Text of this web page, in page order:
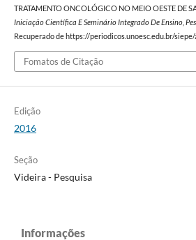
TRATAMENTO ONCOLÓGICO NO MEIO OESTE DE
Iniciação Científica E Seminário Integrado De Ensino,
Recuperado de https://periodicos.unoesc.edu.br/
Fomatos de Citação
Edição
2016
Seção
Videira - Pesquisa
Informações